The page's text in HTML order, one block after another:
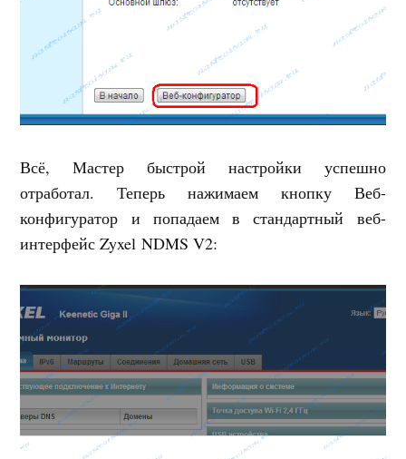
Всё, Мастер быстрой настройки успешно
отработал. Теперь нажимаем кнопку Веб-
конфигуратор и попадаем в стандартный веб-
интерфейс Zyxel NDMS V2: